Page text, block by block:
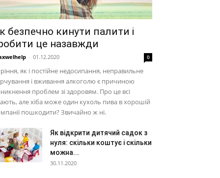
безпечно кинути палити і
це назавжди
- 01.12.2020 0
як і постійне недосипання, неправильне
і вживання алкоголю є причиною
проблем зі здоровям. Про це всі
але хіба може один кухоль пива в хорошій
пошкодити? Звичайно ж ні.
Як відкрити дитячий садок з
нуля: скільки коштує і скільки
можна...
30.11.2020